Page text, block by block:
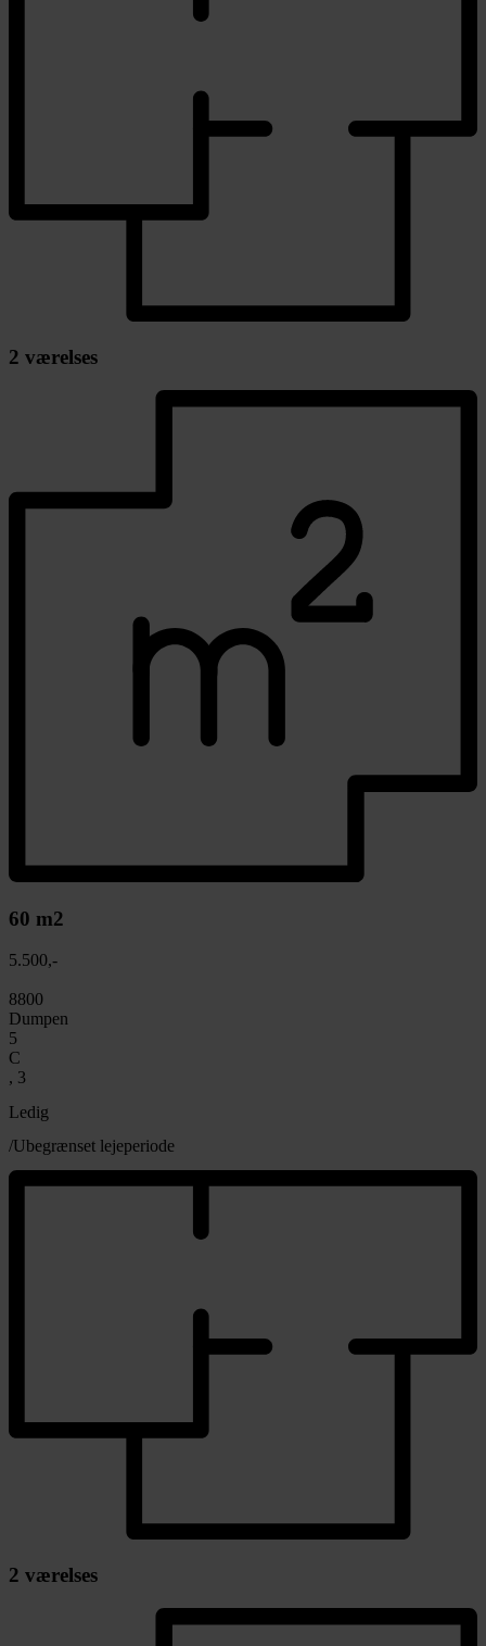
2 værelses
60 m2
5.500,-
8800
Dumpen
5
C
, 3
Ledig
/Ubegrænset lejeperiode
2 værelses